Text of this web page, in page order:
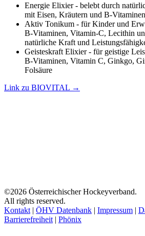
Energie Elixier - belebt durch
mit Eisen, Kräutern und B-
Aktiv Tonikum - für Kinder und
B‑Vitaminen, Vitamin‑C, Lecithin
natürliche Kraft und
Geisteskraft Elixier - für geistige
B‑Vitaminen, Vitamin C, Ginkgo,
Folsäure
Link zu BIOVITAL →
©2026 Österreichischer Hockeyverband.
All rights reserved.
Kontakt | ÖHV Datenbank | Impressum |
Barrierefreiheit | Phönix